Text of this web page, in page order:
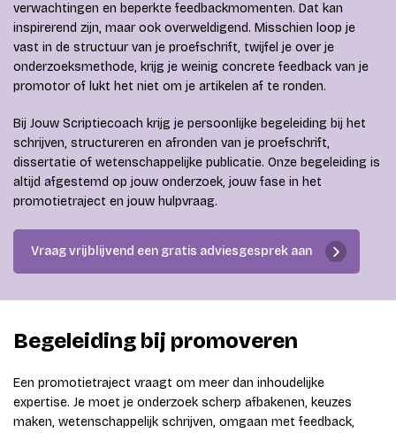
verwachtingen en beperkte feedbackmomenten. Dat kan
inspirerend zijn, maar ook overweldigend. Misschien loop je
vast in de structuur van je proefschrift, twijfel je over je
onderzoeksmethode, krijg je weinig concrete feedback van je
promotor of lukt het niet om je artikelen af te ronden.
Bij Jouw Scriptiecoach krijg je persoonlijke begeleiding bij het
schrijven, structureren en afronden van je proefschrift,
dissertatie of wetenschappelijke publicatie. Onze begeleiding is
altijd afgestemd op jouw onderzoek, jouw fase in het
promotietraject en jouw hulpvraag.
Vraag vrijblijvend een gratis adviesgesprek aan
Begeleiding bij promoveren
Een promotietraject vraagt om meer dan inhoudelijke
expertise. Je moet je onderzoek scherp afbakenen, keuzes
maken, wetenschappelijk schrijven, omgaan met feedback,